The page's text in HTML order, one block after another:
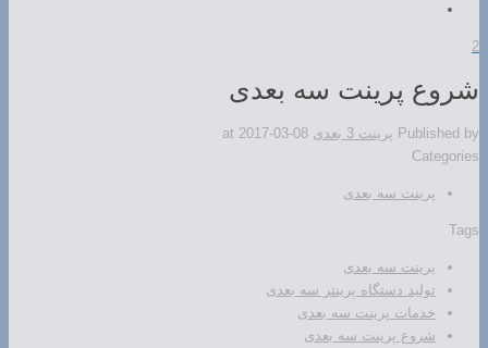
2
شروع پرینت سه بعدی
Published by پرینت 3 بعدی at 2017-03-08
Categories
پرینت سه بعدی
Tags
پرینت سه بعدی
تولید دستگاه پرینتر سه بعدی
خدمات پرینت سه بعدی
شروع پرینت سه بعدی